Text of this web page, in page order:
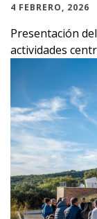
4 FEBRERO, 2026
Presentación
actividades